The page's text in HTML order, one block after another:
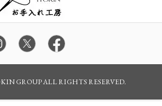
物
GROUP ALL RIGHTS RESERVED.